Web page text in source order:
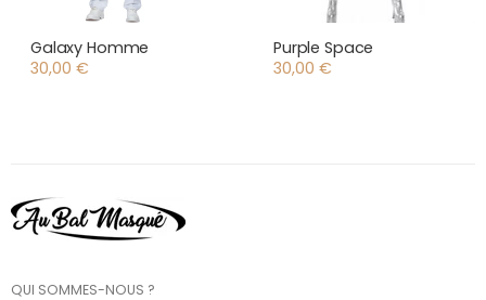
Galaxy Homme
30,00 €
Purple Space
30,00 €
QUI SOMMES-NOUS ?